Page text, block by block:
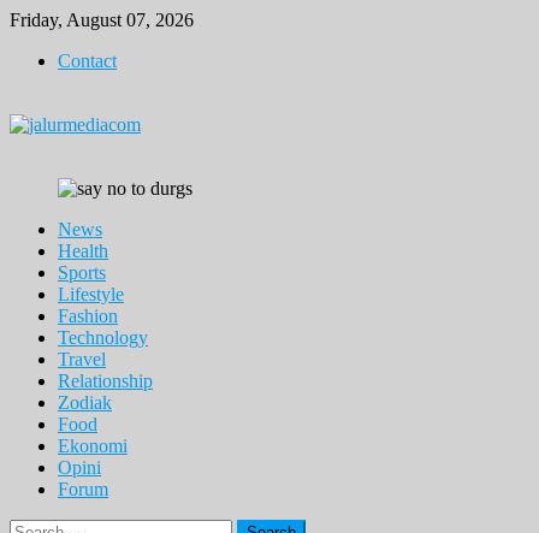
Skip
content
Friday, August 07, 2026
Contact
News
Health
Sports
Lifestyle
Fashion
Technology
Travel
Relationship
Zodiak
Food
Ekonomi
Opini
Forum
Search